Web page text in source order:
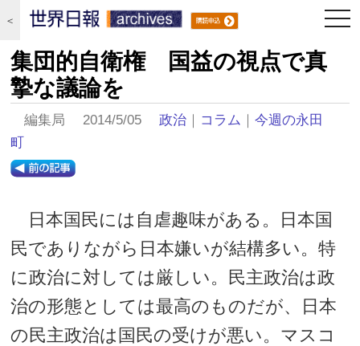
＜
集団的自衛権 国益の視点で真
摯な議論を
編集局 2014/5/05政治 ｜ コラム ｜今週の永田
町
日本国民には自虐趣味がある。日本国
民でありながら日本嫌いが結構多い。特
に政治に対しては厳しい。民主政治は政
治の形態としては最高のものだが、日本
の民主政治は国民の受けが悪い。マスコ